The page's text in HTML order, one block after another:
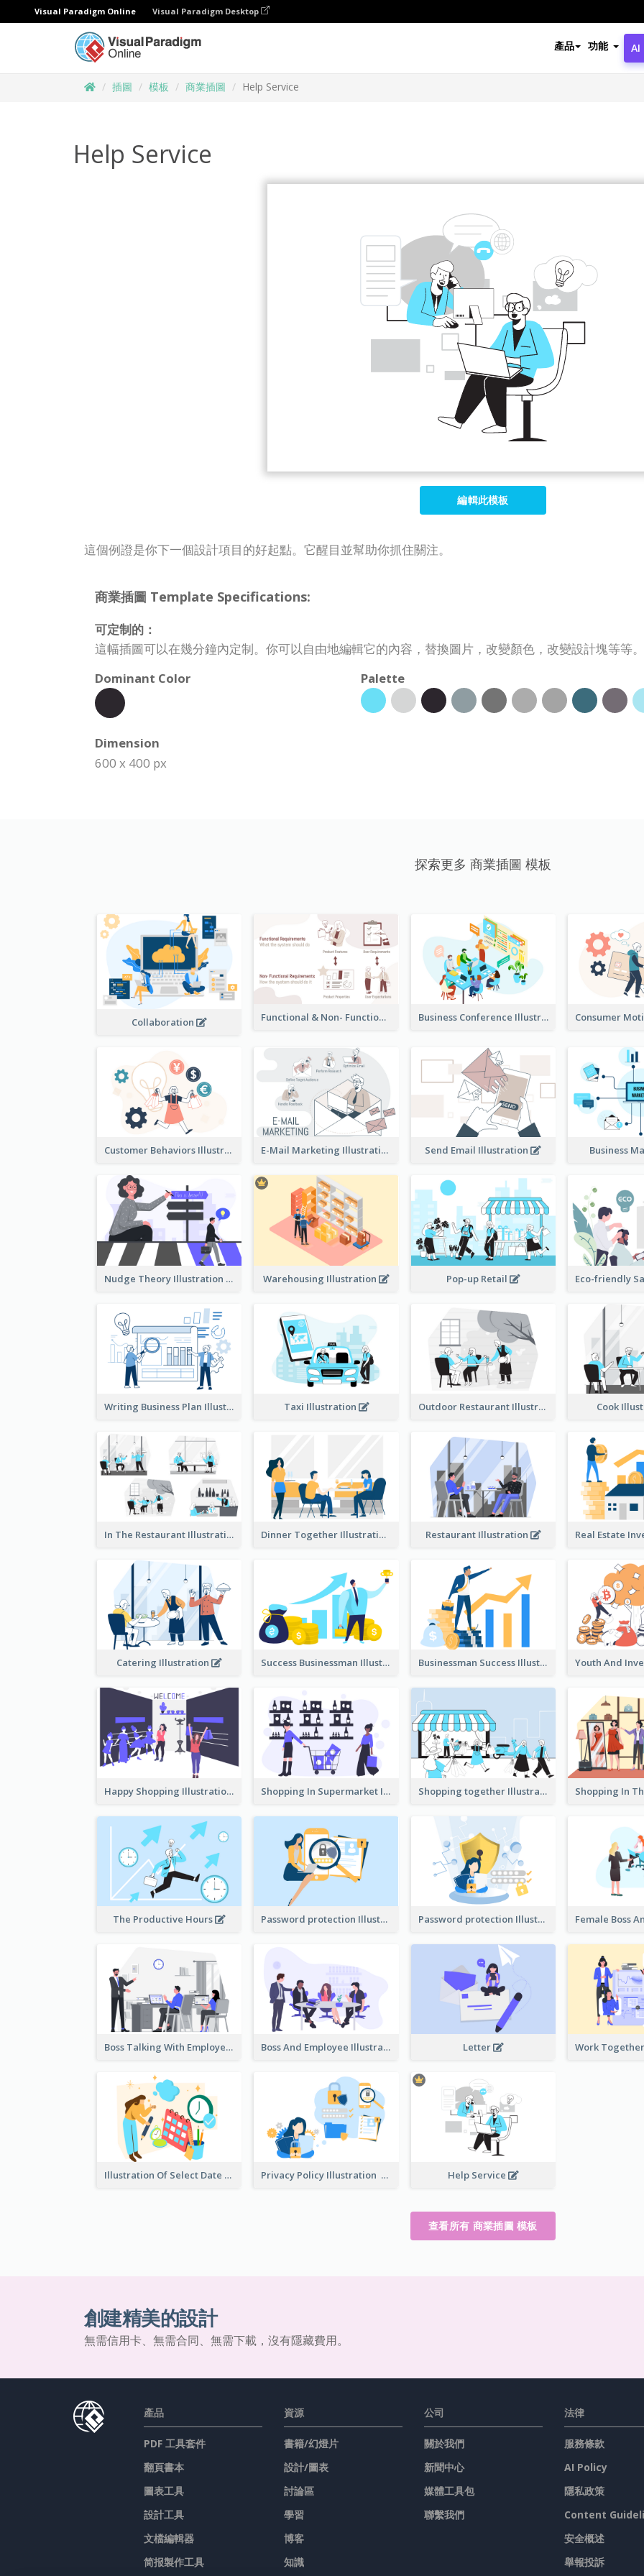
Visual Paradigm Online Visual Paradigm Desktop
產品 功能 AI
插圖 模板 商業插圖 Help Service
Help Service
編輯此模板
這個例證是你下一個設計項目的好起點。它醒目並幫助你抓住關注。
商業插圖 Template Specifications:
可定制的：
這幅插圖可以在幾分鐘內定制。你可以自由地編輯它的內容，替換圖片，改變顏色，改變設計塊等等。
Dominant Color
Palette
Dimension
600 x 400 px
探索更多 商業插圖 模板
Collaboration Functional & Non- Functional Requirements Illustration Business Conference Illustration
Customer Behaviors Illustration E-Mail Marketing Illustration Send Email Illustration Business
Nudge Theory Illustration Warehousing Illustration Pop-up Retail
Writing Business Plan Illustration Taxi Illustration Outdoor Restaurant Illustration Cook
In The Restaurant Illustration Dinner Together Illustration Restaurant Illustration
Catering Illustration Success Businessman Illustration Businessman Success Illustration
Happy Shopping Illustration Shopping In Supermarket Illustration Shopping together Illustration
The Productive Hours Password protection Illustration 2 Password protection Illustration
Boss Talking With Employee Illustration Boss And Employee Illustration Letter
Illustration Of Select Date & Time Privacy Policy Illustration Help Service
查看所有 商業插圖 模板
創建精美的設計
無需信用卡、無需合同、無需下載，沒有隱藏費用。
產品
PDF 工具套件
翻頁書本
圖表工具
設計工具
文檔編輯器
简报製作工具
資源
書籍/幻燈片
設計/圖表
討論區
學習
博客
知識
公司
關於我們
新聞中心
媒體工具包
聯繫我們
法律
服務條款
AI Policy
隱私政策
Content
安全概述
舉報投訴